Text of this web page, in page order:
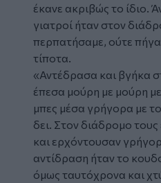
έκανε ακριβώς το ίδιο.
γιατροί ήταν στον
περπατήσαμε, ούτε
τίποτα.
«Αντέδρασα και βγήκα
έπεσα μούρη με μούρη με
μπες μέσα γρήγορα με
δει. Στον διάδρομο τους
και ερχόντουσαν
αντίδραση ήταν το
όμως ταυτόχρονα και